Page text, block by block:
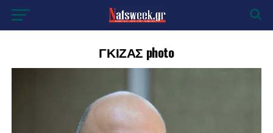
ΓΚΙΖΑΣ photo